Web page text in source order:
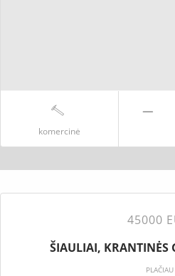
komercinė
45000
ŠIAULIAI, KRANTINĖS
PLAČIAU